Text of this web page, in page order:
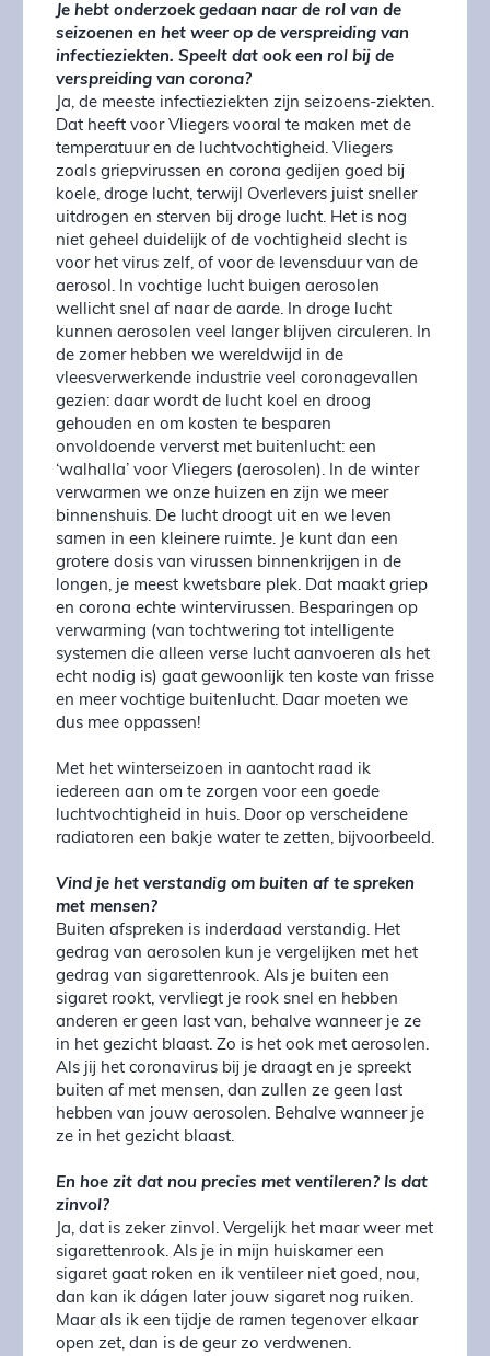
Je hebt onderzoek gedaan naar de rol van de
seizoenen en het weer op de verspreiding van
infectieziekten. Speelt dat ook een rol bij de
verspreiding van corona?
Ja, de meeste infectieziekten zijn seizoens-ziekten.
Dat heeft voor Vliegers vooral te maken met de
temperatuur en de luchtvochtigheid. Vliegers
zoals griepvirussen en corona gedijen goed bij
koele, droge lucht, terwijl Overlevers juist sneller
uitdrogen en sterven bij droge lucht. Het is nog
niet geheel duidelijk of de vochtigheid slecht is
voor het virus zelf, of voor de levensduur van de
aerosol. In vochtige lucht buigen aerosolen
wellicht snel af naar de aarde. In droge lucht
kunnen aerosolen veel langer blijven circuleren. In
de zomer hebben we wereldwijd in de
vleesverwerkende industrie veel coronagevallen
gezien: daar wordt de lucht koel en droog
gehouden en om kosten te besparen
onvoldoende ververst met buitenlucht: een
‘walhalla’ voor Vliegers (aerosolen). In de winter
verwarmen we onze huizen en zijn we meer
binnenshuis. De lucht droogt uit en we leven
samen in een kleinere ruimte. Je kunt dan een
grotere dosis van virussen binnenkrijgen in de
longen, je meest kwetsbare plek. Dat maakt griep
en corona echte wintervirussen. Besparingen op
verwarming (van tochtwering tot intelligente
systemen die alleen verse lucht aanvoeren als het
echt nodig is) gaat gewoonlijk ten koste van frisse
en meer vochtige buitenlucht. Daar moeten we
dus mee oppassen!
Met het winterseizoen in aantocht raad ik
iedereen aan om te zorgen voor een goede
luchtvochtigheid in huis. Door op verscheidene
radiatoren een bakje water te zetten, bijvoorbeeld.
Vind je het verstandig om buiten af te spreken
met mensen?
Buiten afspreken is inderdaad verstandig. Het
gedrag van aerosolen kun je vergelijken met het
gedrag van sigarettenrook. Als je buiten een
sigaret rookt, vervliegt je rook snel en hebben
anderen er geen last van, behalve wanneer je ze
in het gezicht blaast. Zo is het ook met aerosolen.
Als jij het coronavirus bij je draagt en je spreekt
buiten af met mensen, dan zullen ze geen last
hebben van jouw aerosolen. Behalve wanneer je
ze in het gezicht blaast.
En hoe zit dat nou precies met ventileren? Is dat
zinvol?
Ja, dat is zeker zinvol. Vergelijk het maar weer met
sigarettenrook. Als je in mijn huiskamer een
sigaret gaat roken en ik ventileer niet goed, nou,
dan kan ik dágen later jouw sigaret nog ruiken.
Maar als ik een tijdje de ramen tegenover elkaar
open zet, dan is de geur zo verdwenen.